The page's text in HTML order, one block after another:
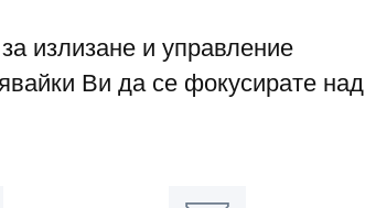
излизане и управление
Ви да се фокусирате над